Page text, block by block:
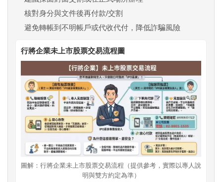
核對身分與文件後再付款/交割
避免轉帳到不明帳戶或代收代付，降低詐騙風險
行將企業未上市股票交易流程圖
圖解：行將企業未上市股票交易流程（提供參考，實際以專人說
明與雙方約定為準）